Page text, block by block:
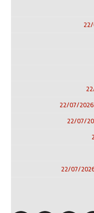
22/07/2026
22/07/
22/07/